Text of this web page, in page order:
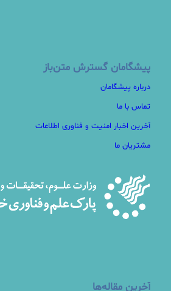
پیشگامان گسترش متن‌باز
درباره پیشگامان
تماس با ما
آخرین اخبار امنیت و فناوری اطلاعات
مشتریان ما
آخرین مقاله‌ها